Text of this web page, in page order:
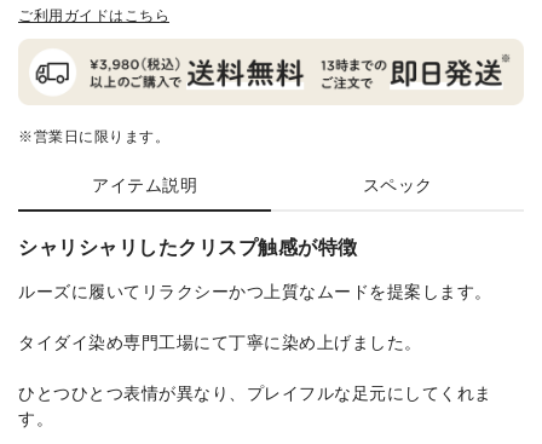
ご利用ガイドはこちら
※営業日に限ります。
アイテム説明 スペック
シャリシャリしたクリスプ触感が特徴
ルーズに履いてリラクシーかつ上質なムードを提案します。
タイダイ染め専門工場にて丁寧に染め上げました。
ひとつひとつ表情が異なり、プレイフルな足元にしてくれま
す。